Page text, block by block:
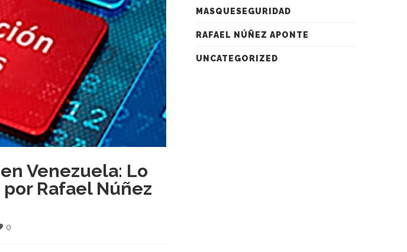
Venezuela: Lo
Rafael Núñez
0
MASQUESEGURIDAD
RAFAEL NÚÑEZ APONTE
UNCATEGORIZED